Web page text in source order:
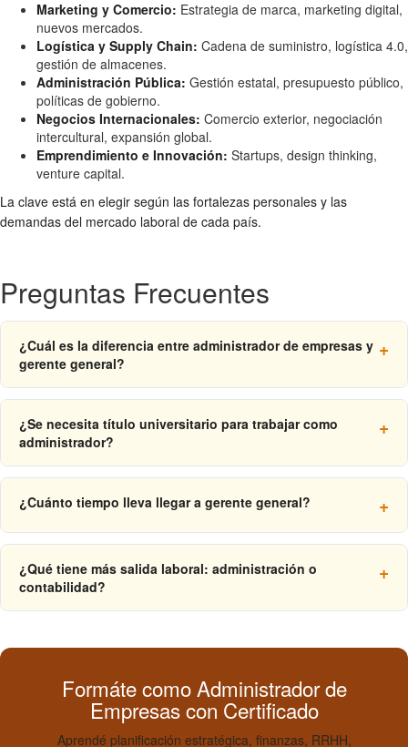
Marketing y Comercio: Estrategia de marca, marketing digital,
nuevos mercados.
Logística y Supply Chain: Cadena de suministro, logística 4.0,
gestión de almacenes.
Administración Pública: Gestión estatal, presupuesto público,
políticas de gobierno.
Negocios Internacionales: Comercio exterior, negociación
intercultural, expansión global.
Emprendimiento e Innovación: Startups, design thinking,
venture capital.
La clave está en elegir según las fortalezas personales y las
demandas del mercado laboral de cada país.
Preguntas Frecuentes
¿Cuál es la diferencia entre administrador de empresas y
gerente general?
El gerente general es el cargo más alto de la estructura
operativa. El administrador de empresas es el perfil formado
para ese cargo pero también ejerce en roles especializados.
¿Se necesita título universitario para trabajar como
administrador?
En la mayoría de los países latinoamericanos no hay
habilitación obligatoria. Las empresas medianas y grandes
exigen título para gerencias, pero hay roles accesibles con
formación técnica o cursos certificados.
¿Cuánto tiempo lleva llegar a gerente general?
El promedio en Latinoamérica es 8 a 12 años desde el egreso.
En startups o PyMEs propias puede reducirse a 3–5 años.
Factores clave: MBA antes de los 30, especialización en sector
de alta demanda, certificaciones internacionales.
¿Qué tiene más salida laboral: administración o
contabilidad?
opciones.Formáte como Administrador de
Empresas con Certificado
Aprendé planificación estratégica, finanzas, RRHH,